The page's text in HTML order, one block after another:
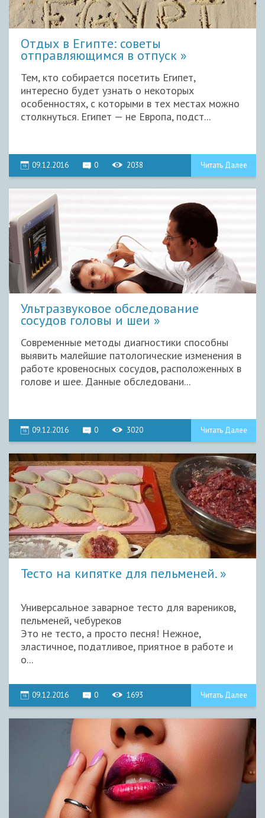
Отдых в Египте: советы
отправляющимся в отпуск
Тем, кто собирается посетить Египет,
интересно будет узнать о некоторых
особенностях, с которыми в тех местах можно
столкнуться. Египет — не Европа, подст...
09.12.2016 0 2038 Читать Далее
Ультразвуковое обследование
сосудов головы и шеи
Современные методы диагностики способны
выявить малейшие патологические изменения в
работе кровеносных сосудов, расположенных в
голове и шее. Данные обследовани...
09.12.2016 0 3020 Читать Далее
Тесто на кипятке для пельменей.
Универсальное заварное тесто для вареников,
пельменей, чебуреков
Это не тесто, а просто песня! Нежное,
эластичное, податливое, приятное в работе и
о...
09.12.2016 0 1693 Читать Далее